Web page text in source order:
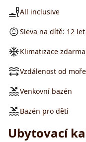
All inclusive
Sleva na dítě: 12 let
Klimatizace zdarma
Vzdálenost od
Venkovní bazén
Bazén pro děti
Ubytovací